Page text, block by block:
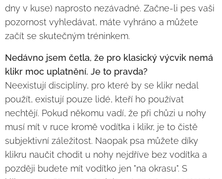
dny v kuse) naprosto nezávadné. Začne-li pes vaši
pozornost vyhledávat, máte vyhráno a můžete
začít se skutečným tréninkem.
Nedávno jsem četla, že pro klasický výcvik nemá
klikr moc uplatnění. Je to pravda?
Neexistují disciplíny, pro které by se klikr nedal
použít, existují pouze lidé, kteří ho používat
nechtějí. Pokud někomu vadí, že při chůzi u nohy
musí mít v ruce kromě vodítka i klikr, je to čistě
subjektivní záležitost. Naopak psa můžete díky
klikru naučit chodit u nohy nejdříve bez vodítka a
později budete mít vodítko jen "na okrasu". S